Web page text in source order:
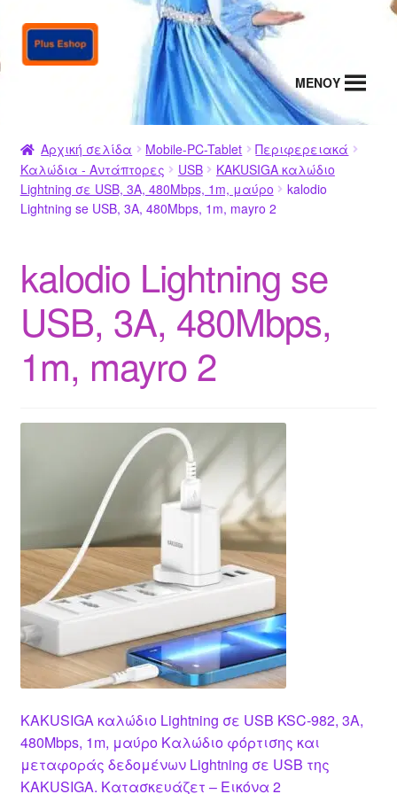
Απευθείας
μετάβαση
Μετάβαση
σε
MENΟΥ
Αρχική σελίδα Mobile-PC-Tablet
Περιφερειακά
Καλώδια - Αντάπτορες
USB
KAKUSIGA καλώδιο
Lightning σε USB, 3A, 480Mbps, 1m, μαύρο
kalodio
Lightning se USB, 3A, 480Mbps, 1m, mayro 2
kalodio Lightning se
USB, 3A, 480Mbps,
1m, mayro 2
KAKUSIGA καλώδιο Lightning σε USB KSC-982, 3A,
480Mbps, 1m, μαύρο Καλώδιο φόρτισης και
μεταφοράς δεδομένων Lightning σε USB της
KAKUSIGA. Κατασκευάζετ – Εικόνα 2